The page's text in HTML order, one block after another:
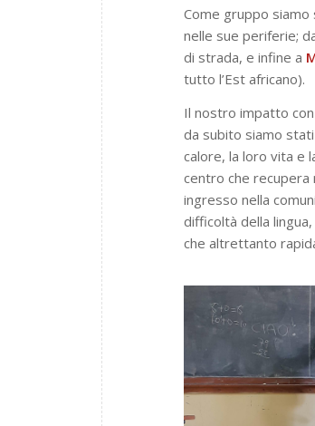
Come gruppo siamo
nelle sue periferie;
di strada, e infine a
tutto l’Est africano).
Il nostro impatto
da subito siamo
calore, la loro vita e
centro che recupera
ingresso nella
difficoltà della
che altrettanto